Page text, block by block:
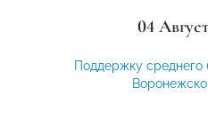
04
Поддержку среднего